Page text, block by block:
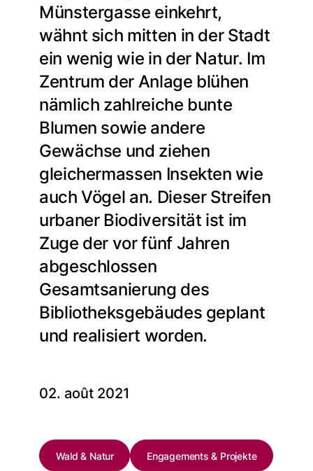
Münstergasse einkehrt,
wähnt sich mitten in der Stadt
ein wenig wie in der Natur. Im
Zentrum der Anlage blühen
nämlich zahlreiche bunte
Blumen sowie andere
Gewächse und ziehen
gleichermassen Insekten wie
auch Vögel an. Dieser Streifen
urbaner Biodiversität ist im
Zuge der vor fünf Jahren
abgeschlossen
Gesamtsanierung des
Bibliotheksgebäudes geplant
und realisiert worden.
02. août 2021
Wald & Natur Engagements & Projekte